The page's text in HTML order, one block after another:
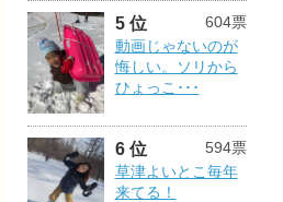
5 位
604票
動画じゃないのが
悔しい。ソリから
ひょっこ･･･
6 位
594票
草津よいとこ毎年
来てる！